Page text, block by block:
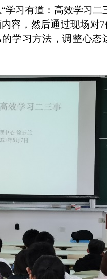
习有道：高效学习二
容，然后通过现场对7
学习方法，调整心